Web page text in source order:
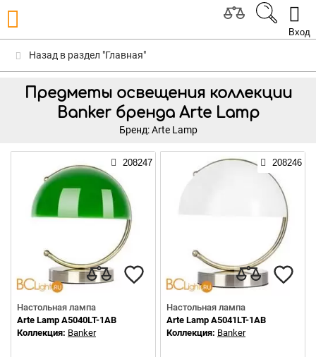
Вход
Назад в раздел "Главная"
Предметы освещения коллекции
Banker бренда Arte Lamp
Бренд: Arte Lamp
208247
Настольная лампа
Arte Lamp A5040LT-1AB
Коллекция: Banker
208246
Настольная лампа
Arte Lamp A5041LT-1AB
Коллекция: Banker